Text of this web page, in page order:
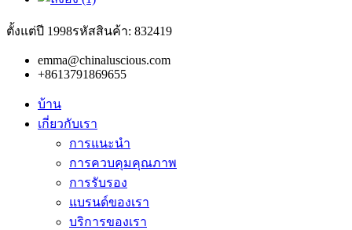
ตั้งแต่ปี 1998รหัสสินค้า: 832419
emma@chinaluscious.com
+8613791869655
บ้าน
เกี่ยวกับเรา
การแนะนำ
การควบคุมคุณภาพ
การรับรอง
แบรนด์ของเรา
บริการของเรา